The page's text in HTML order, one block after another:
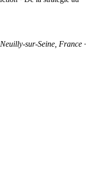
sur-Seine, France ·